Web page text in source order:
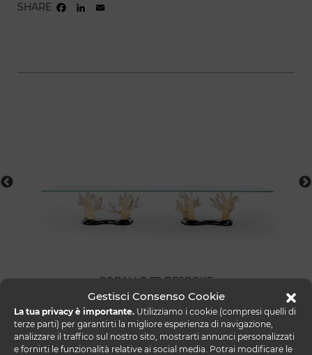
Gestisci Consenso Cookie
La tua privacy è importante. Utilizziamo i cookie (compresi quelli di
terze parti) per garantirti la migliore esperienza di navigazione,
analizzare il traffico sul nostro sito, mostrarti annunci personalizzati
e fornirti le funzionalità relative ai social media. Potrai modificare le
SHARE FACEBOOK
LINKEDIN
CORALLO 72 BESPOKE
Tavolo da pranzo con basamento in vetro di Murano oro
lavorato a mano. Zoccolo in finitura cromo con
impianto luce Led. Piano in vetro extrachiaro spessore 15
mm con bisello 45°. Dimensione su misura: 470 x 140 x